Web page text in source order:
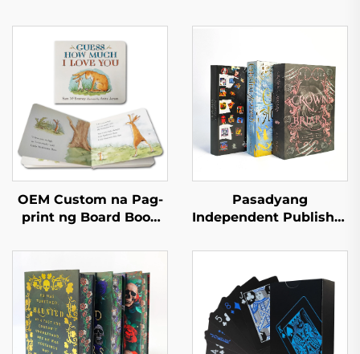
OEM Custom na Pag-
print ng Board Book
Edukatibong Mga
Aklat ng Kwento para
sa mga Bata na May
Interactive na English
na Children Board
Book
Pasadyang
Independent Publisher
print ng Romantic
Spray Edges
Hardcover na Libro na
may Dust Jacket